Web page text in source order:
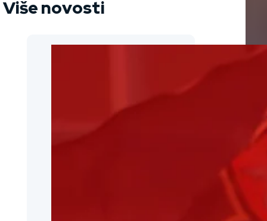
Više novosti